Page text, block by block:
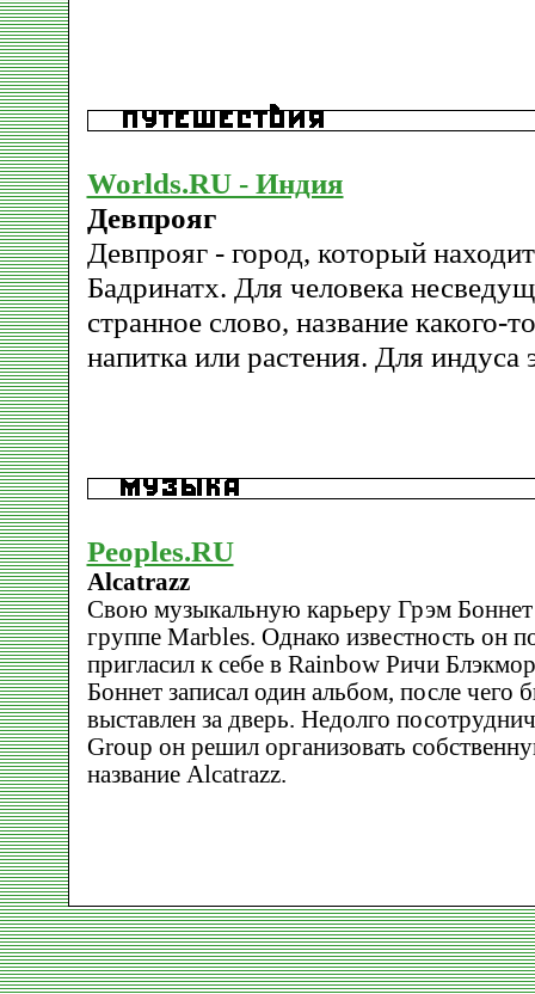
Worlds.RU - Индия
Девпрояг
Девпрояг - город, который
Бадринатх. Для человека
странное слово, название какого-
напитка или растения. Для индуса
Peoples.RU
Alcatrazz
Свою музыкальную карьеру Грэм Боннет
группе Marbles. Однако известность он
пригласил к себе в Rainbow Ричи
Боннет записал один альбом, после чего
выставлен за дверь. Недолго
Group он решил организовать
название Alcatrazz.